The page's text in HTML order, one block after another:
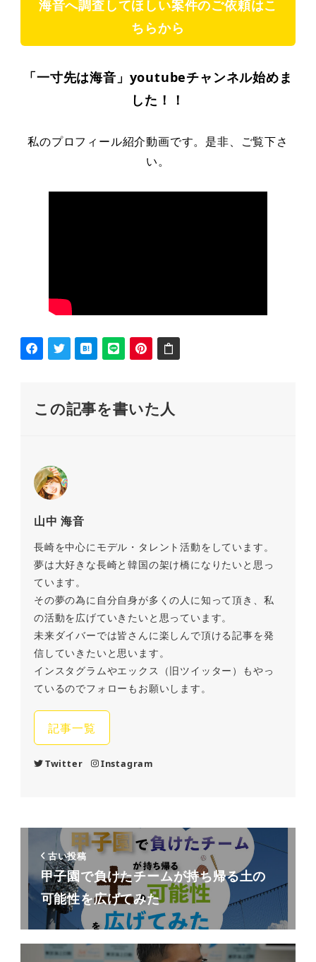
海音へ調査してほしい案件のご依頼はこ
ちらから
「一寸先は海音」youtubeチャンネル始めま
した！！
私のプロフィール紹介動画です。是非、ご覧下さ
い。
この記事を書いた人
山中 海音
長崎を中心にモデル・タレント活動をしています。
夢は大好きな長崎と韓国の架け橋になりたいと思っ
ています。
その夢の為に自分自身が多くの人に知って頂き、私
の活動を広げていきたいと思っています。
未来ダイバーでは皆さんに楽しんで頂ける記事を発
信していきたいと思います。
インスタグラムやエックス（旧ツイッター）もやっ
ているのでフォローもお願いします。
記事一覧
Twitter Instagram
古い投稿
甲子園で負けたチームが持ち帰る土の
可能性を広げてみた